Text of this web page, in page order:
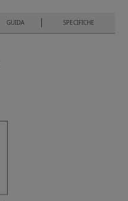
GUIDA SPECIFICHE